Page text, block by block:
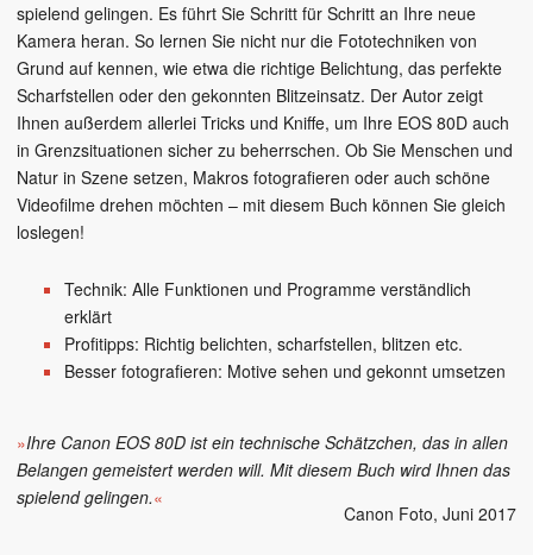
spielend gelingen. Es führt Sie Schritt für Schritt an Ihre neue
Kamera heran. So lernen Sie nicht nur die Fototechniken von
Grund auf kennen, wie etwa die richtige Belichtung, das perfekte
Scharfstellen oder den gekonnten Blitzeinsatz. Der Autor zeigt
Ihnen außerdem allerlei Tricks und Kniffe, um Ihre EOS 80D auch
in Grenzsituationen sicher zu beherrschen. Ob Sie Menschen und
Natur in Szene setzen, Makros fotografieren oder auch schöne
Videofilme drehen möchten – mit diesem Buch können Sie gleich
loslegen!
Technik: Alle Funktionen und Programme verständlich
erklärt
Profitipps: Richtig belichten, scharfstellen, blitzen etc.
Besser fotografieren: Motive sehen und gekonnt umsetzen
»Ihre Canon EOS 80D ist ein technische Schätzchen, das in allen
Belangen gemeistert werden will. Mit diesem Buch wird Ihnen das
spielend gelingen.«
Canon Foto, Juni 2017